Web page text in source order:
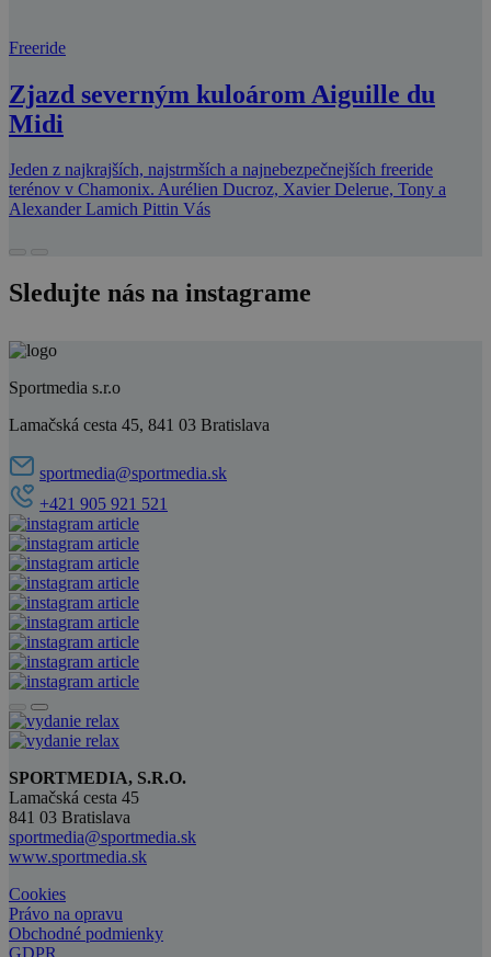
Freeride
Zjazd severným kuloárom Aiguille du
Midi
Jeden z najkrajších, najstrmších a najnebezpečnejších freeride
terénov v Chamonix. Aurélien Ducroz, Xavier Delerue, Tony a
Alexander Lamich Pittin Vás
Sledujte nás na instagrame
Sportmedia s.r.o
Lamačská cesta 45, 841 03 Bratislava
sportmedia@sportmedia.sk
+421 905 921 521
SPORTMEDIA, S.R.O.
Lamačská cesta 45
841 03 Bratislava
sportmedia@sportmedia.sk
www.sportmedia.sk
Cookies
Právo na opravu
Obchodné podmienky